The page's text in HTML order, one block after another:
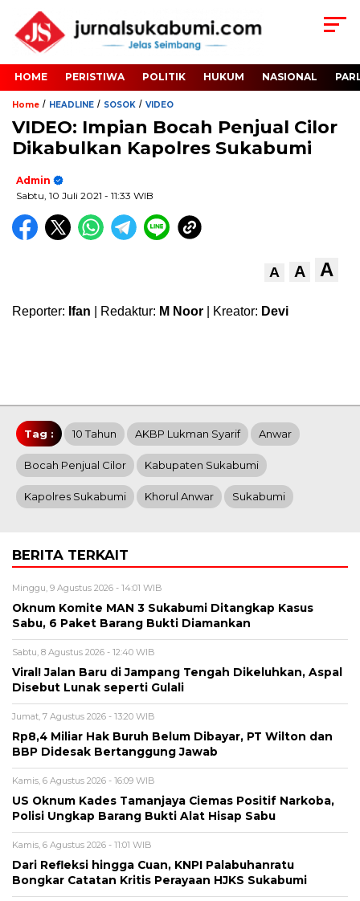
HOME PERISTIWA POLITIK HUKUM NASIONAL
Home / HEADLINE / SOSOK / VIDEO
VIDEO: Impian Bocah Penjual Cilor
Dikabulkan Kapolres Sukabumi
Admin
Sabtu, 10 Juli 2021 - 11:33 WIB
A A A
Reporter: Ifan | Redaktur: M Noor | Kreator: Devi
Tag : 10 Tahun AKBP Lukman Syarif Anwar
Bocah Penjual Cilor Kabupaten Sukabumi
Kapolres Sukabumi Khorul Anwar Sukabumi
BERITA TERKAIT
Minggu, 9 Agustus 2026 - 14:01 WIB
Oknum Komite MAN 3 Sukabumi Ditangkap Kasus
Sabu, 6 Paket Barang Bukti Diamankan
Sabtu, 8 Agustus 2026 - 12:40 WIB
Viral! Jalan Baru di Jampang Tengah Dikeluhkan, Aspal
Disebut Lunak seperti Gulali
Jumat, 7 Agustus 2026 - 13:20 WIB
Rp8,4 Miliar Hak Buruh Belum Dibayar, PT Wilton dan
BBP Didesak Bertanggung Jawab
Kamis, 6 Agustus 2026 - 16:09 WIB
US Oknum Kades Tamanjaya Ciemas Positif Narkoba,
Polisi Ungkap Barang Bukti Alat Hisap Sabu
Kamis, 6 Agustus 2026 - 11:01 WIB
Dari Refleksi hingga Cuan, KNPI Palabuhanratu
Bongkar Catatan Kritis Perayaan HJKS Sukabumi